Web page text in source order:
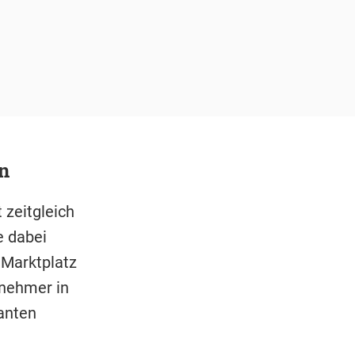
zeitgleich
dabei
in